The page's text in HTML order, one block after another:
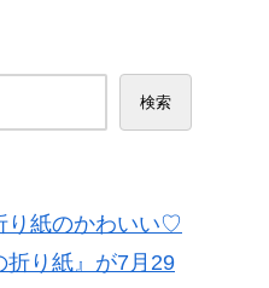
検索
り紙のかわいい♡
折り紙』が7月29